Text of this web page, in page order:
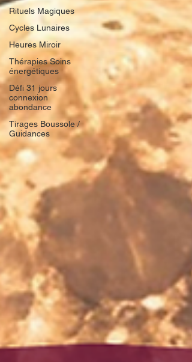
Rituels Magiques
Cycles Lunaires
Heures Miroir
Thérapies Soins
énergétiques
Défi 31 jours
connexion
abondance
Tirages Boussole /
Guidances